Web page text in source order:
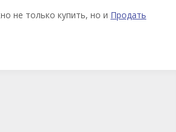
не только купить, но и Продать